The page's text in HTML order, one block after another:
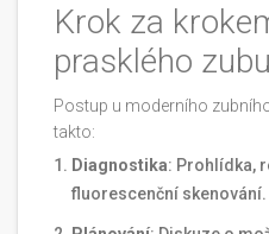
Krok za
prasklého
Postup u moderního
takto:
Diagnostika: Prohlídka,
fluorescenční skenování.